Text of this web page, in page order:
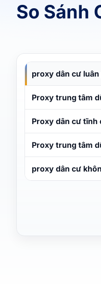
So Sánh
proxy dân cư
Proxy trung tâm
Proxy dân cư tĩnh
Proxy trung tâm
proxy dân cư